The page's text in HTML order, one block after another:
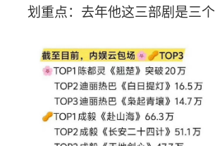
划重点：去年他这三部剧是三个